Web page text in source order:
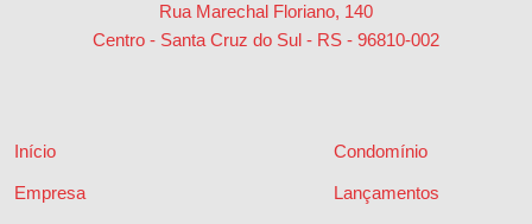
Rua Marechal Floriano, 140
Centro - Santa Cruz do Sul - RS - 96810-002
Início
Empresa
Condomínio
Lançamentos